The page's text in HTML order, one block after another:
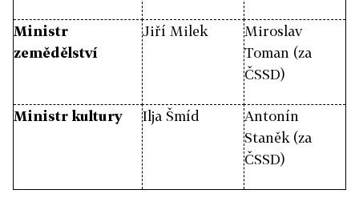
Ministr
zemědělství
Jiří Milek
Miroslav
Toman (za
ČSSD)
Ministr kultury Ilja Šmíd
Antonín
Staněk (za
ČSSD)